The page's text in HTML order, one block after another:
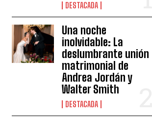
DESTACADA
Una noche
inolvidable: La
deslumbrante unión
matrimonial de
Andrea Jordán y
Walter Smith
DESTACADA